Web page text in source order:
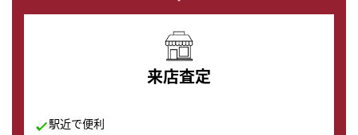
来店査定
駅近で便利